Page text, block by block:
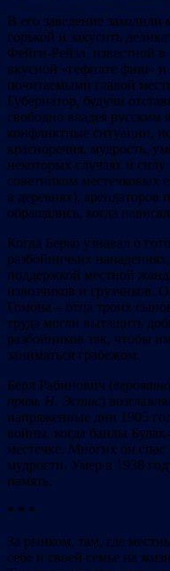
В его заведение
горькой и закусить
Фейги-Рейзл, известной
вкусной «гефилте фиш»
почитаемыми главой
Губернатор, будучи
свободно владея русским
конфликтные ситуации,
красноречия, мудрость,
некоторых случаях и
советником местечковых
в деревнях), арендаторов
обращались, когда
Когда Берко узнавал о
разбойничьих
поддержкой местной
извозчиков и грузчиков.
Гомона – отца троих
труда могли вытащить
разбойников так, чтобы
заниматься грабежом.
Берл Рабинович (вероятно
прим. Н. Эстис)
напряженные дни 1905
войны, когда банды
местечке. Многих он
мудрости. Умер в 1938
память.
* * *
За рынком, там, где
себе и своей семье на